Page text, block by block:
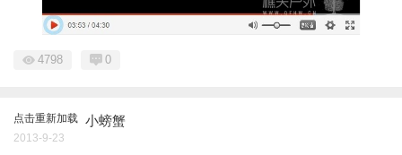
4798 0
点击重新加载 小螃蟹
2013-9-23